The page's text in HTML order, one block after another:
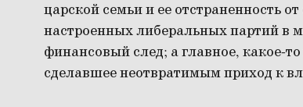
царской семьи и ее отстраненность
настроенных либеральных партий в
финансовый след; а главное, какое-
сделавшее неотвратимым приход к